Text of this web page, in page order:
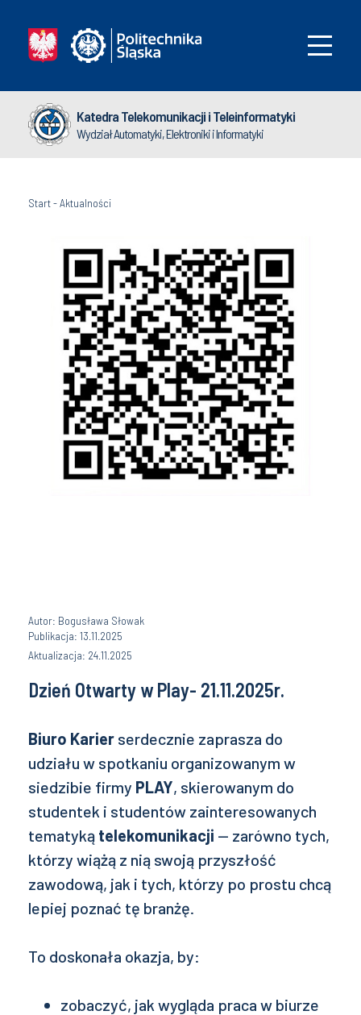
Katedra Telekomunikacji i Teleinformatyki
Wydział Automatyki, Elektroniki i Informatyki
Start-Aktualności
Autor: Bogusława Słowak
Publikacja: 13.11.2025
Aktualizacja: 24.11.2025
Dzień Otwarty w Play- 21.11.2025r.
Biuro Karier serdecznie zaprasza do
udziału w spotkaniu organizowanym w
siedzibie firmy PLAY, skierowanym do
studentek i studentów zainteresowanych
tematyką telekomunikacji — zarówno tych,
którzy wiążą z nią swoją przyszłość
zawodową, jak i tych, którzy po prostu chcą
lepiej poznać tę branżę.
To doskonała okazja, by:
zobaczyć, jak wygląda praca w biurze